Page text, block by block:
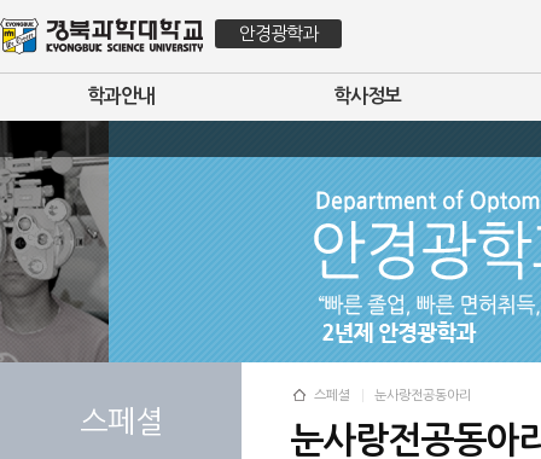
안경광학과
학과안내 학사정보
스페셜
스페셜 눈사랑전공동아리
눈사랑전공동아